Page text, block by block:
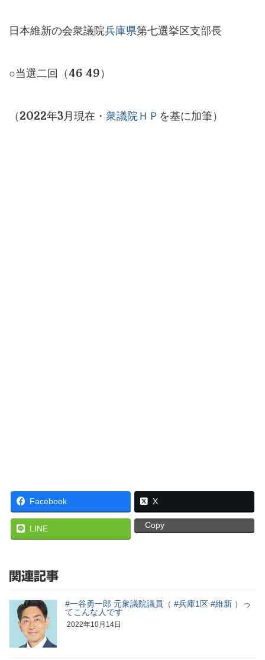
日本維新の会衆議院兵庫県第七選挙区支部長
○当選二回（46 49）
（2022年3月現在・ 衆議院ＨＰ を基に加筆）
Facebook X
LINE Copy
関連記事
#一谷勇一郎 元衆議院議員（ #兵庫1区 #維新 ）っ
てこんな人です
2022年10月14日